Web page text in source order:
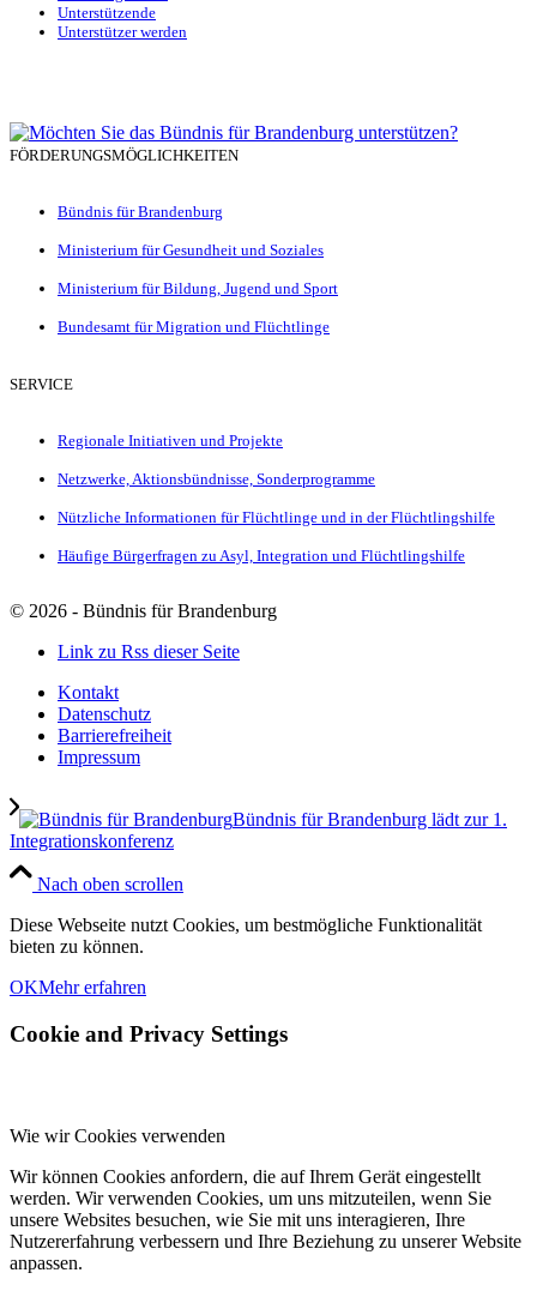
Unterstützende
Unterstützer werden
FÖRDERUNGSMÖGLICHKEITEN
Bündnis für Brandenburg
Ministerium für Gesundheit und Soziales
Ministerium für Bildung, Jugend und Sport
Bundesamt für Migration und Flüchtlinge
SERVICE
Regionale Initiativen und Projekte
Netzwerke, Aktionsbündnisse, Sonderprogramme
Nützliche Informationen für Flüchtlinge und in der Flüchtlingshilfe
Häufige Bürgerfragen zu Asyl, Integration und Flüchtlingshilfe
© 2026 - Bündnis für Brandenburg
Link zu Rss dieser Seite
Kontakt
Datenschutz
Barrierefreiheit
Impressum
Bündnis für Brandenburg lädt zur 1.
Integrationskonferenz
Nach oben scrollen
Diese Webseite nutzt Cookies, um bestmögliche Funktionalität
bieten zu können.
OKMehr erfahren
Cookie and Privacy Settings
Wie wir Cookies verwenden
Wir können Cookies anfordern, die auf Ihrem Gerät eingestellt
werden. Wir verwenden Cookies, um uns mitzuteilen, wenn Sie
unsere Websites besuchen, wie Sie mit uns interagieren, Ihre
Nutzererfahrung verbessern und Ihre Beziehung zu unserer Website
anpassen.